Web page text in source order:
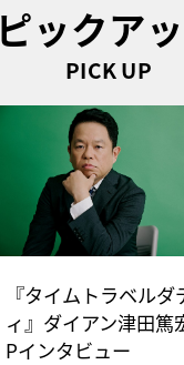
ピックア
PICK UP
『タイムトラベルダ
ィ』ダイアン津田篤
Pインタビュ